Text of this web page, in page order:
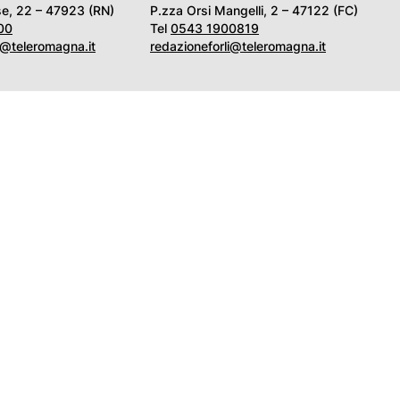
22 – 47923 (RN)
P.zza Orsi Mangelli, 2 – 47122 (FC)
Tel 0543 1900819
redazioneforli@teleromagna.it